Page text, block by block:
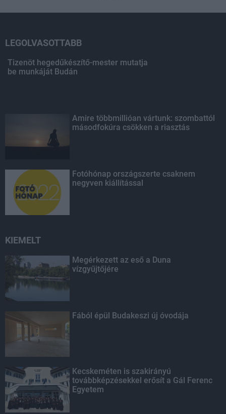
LEGOLVASOTTABB
Tizenöt hegedűkészítő-mester mutatja
be munkáját Budán
Amire többmillióan vártunk: szombattól
másodfokúra csökken a riasztás
Fotóhónap országszerte csaknem
negyven kiállítással
KIEMELT
Megérkezett az eső a Duna
vízgyűjtőjére
Fából épül Budakeszi új óvodája
Kecskeméten is szakirányú
továbbképzésekkel erősít a Gál Ferenc
Egyetem